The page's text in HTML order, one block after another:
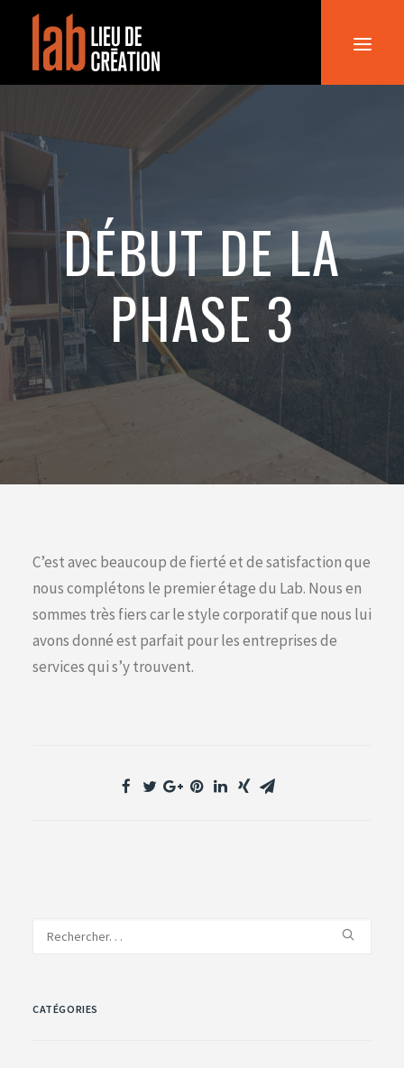
LOCATION
NOUS JOINDRE
DÉBUT DE LA
PHASE 3
C’est avec beaucoup de fierté et de satisfaction que
nous complétons le premier étage du Lab. Nous en
sommes très fiers car le style corporatif que nous lui
avons donné est parfait pour les entreprises de
services qui s’y trouvent.
CATÉGORIES